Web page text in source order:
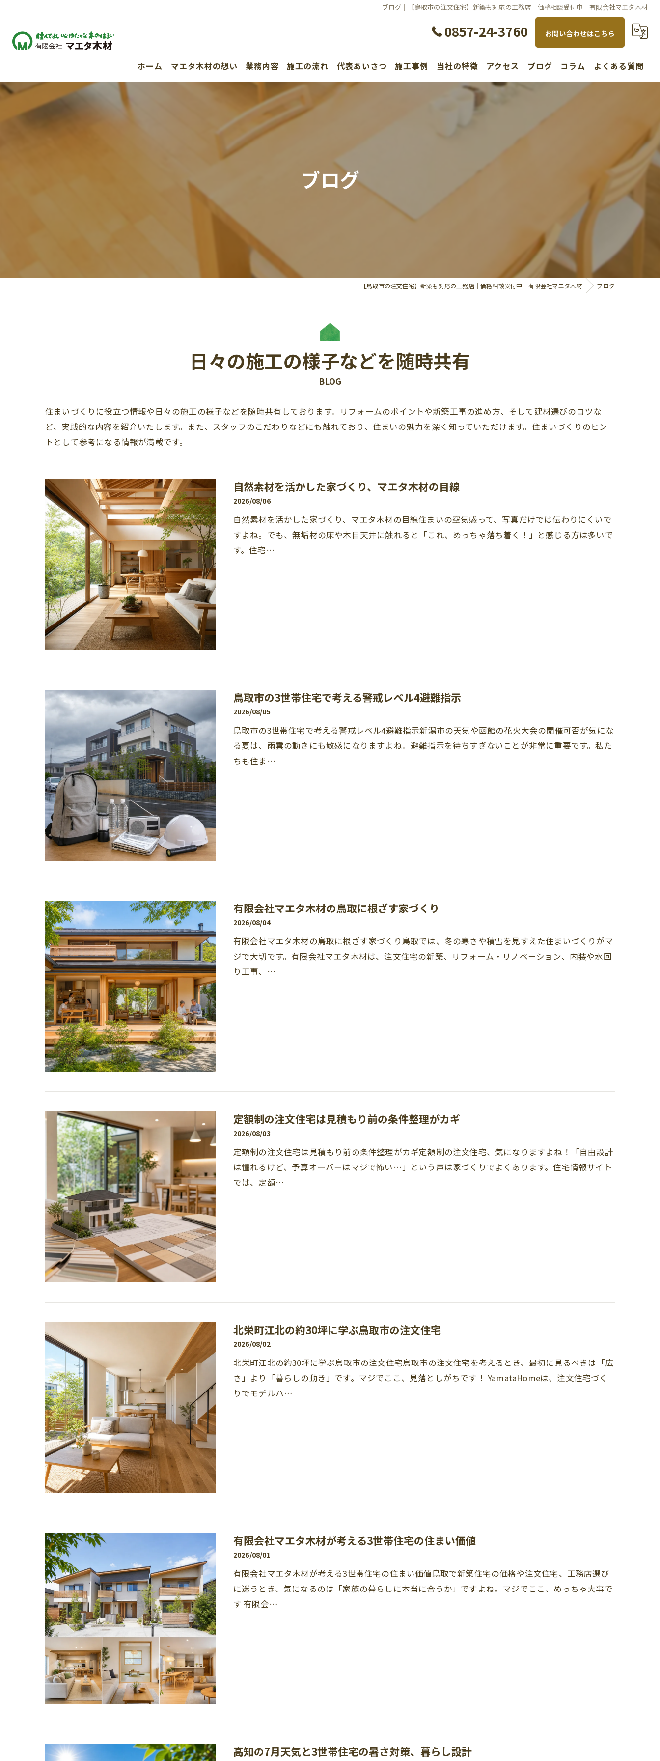
ブログ｜【鳥取市の注文住宅】新築も対応の工務店｜価格相談受付中｜有限会社マエタ木材
0857-24-3760 お問い合わせはこちら
ホーム マエタ木材の想い 業務内容 施工の流れ 代表あいさつ 施工事例 当社の特徴
不動産
アクセス ブログ コラム よくある質問
ブログ
【鳥取市の注文住宅】新築も対応の工務店｜価格相談受付中｜有限会社マエタ木材 ブログ
日々の施工の様子などを随時共有
BLOG
住まいづくりに役立つ情報や日々の施工の様子などを随時共有しております。リフォームのポイントや新築工事の進め方、そして建材選びのコツな
ど、実践的な内容を紹介いたします。また、スタッフのこだわりなどにも触れており、住まいの魅力を深く知っていただけます。住まいづくりのヒン
トとして参考になる情報が満載です。
自然素材を活かした家づくり、マエタ木材の目線
2026/08/06
自然素材を活かした家づくり、マエタ木材の目線住まいの空気感って、写真だけでは伝わりにくいで
すよね。でも、無垢材の床や木目天井に触れると「これ、めっちゃ落ち着く！」と感じる方は多いで
す。住宅…
鳥取市の3世帯住宅で考える警戒レベル4避難指示
2026/08/05
鳥取市の3世帯住宅で考える警戒レベル4避難指示新潟市の天気や函館の花火大会の開催可否が気にな
る夏は、雨雲の動きにも敏感になりますよね。避難指示を待ちすぎないことが非常に重要です。私た
ちも住ま…
有限会社マエタ木材の鳥取に根ざす家づくり
2026/08/04
有限会社マエタ木材の鳥取に根ざす家づくり鳥取では、冬の寒さや積雪を見すえた住まいづくりがマ
ジで大切です。有限会社マエタ木材は、注文住宅の新築、リフォーム・リノベーション、内装や水回
り工事、…
定額制の注文住宅は見積もり前の条件整理がカギ
2026/08/03
定額制の注文住宅は見積もり前の条件整理がカギ定額制の注文住宅、気になりますよね！「自由設計
は憧れるけど、予算オーバーはマジで怖い…」という声は家づくりでよくあります。住宅情報サイト
では、定額…
北栄町江北の約30坪に学ぶ鳥取市の注文住宅
2026/08/02
北栄町江北の約30坪に学ぶ鳥取市の注文住宅鳥取市の注文住宅を考えるとき、最初に見るべきは「広
さ」より「暮らしの動き」です。マジでここ、見落としがちです！ YamataHomeは、注文住宅づく
りでモデルハ…
有限会社マエタ木材が考える3世帯住宅の住まい価値
2026/08/01
有限会社マエタ木材が考える3世帯住宅の住まい価値鳥取で新築住宅の価格や注文住宅、工務店選び
に迷うとき、気になるのは「家族の暮らしに本当に合うか」ですよね。マジでここ、めっちゃ大事で
す 有限会…
高知の7月天気と3世帯住宅の暑さ対策、暮らし設計